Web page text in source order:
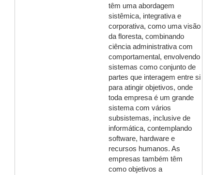
têm uma abordagem
sistêmica, integrativa e
corporativa, como uma visão
da floresta, combinando
ciência administrativa com
comportamental, envolvendo
sistemas como conjunto de
partes que interagem entre si
para atingir objetivos, onde
toda empresa é um grande
sistema com vários
subsistemas, inclusive de
informática, contemplando
software, hardware e
recursos humanos. As
empresas também têm
como objetivos a